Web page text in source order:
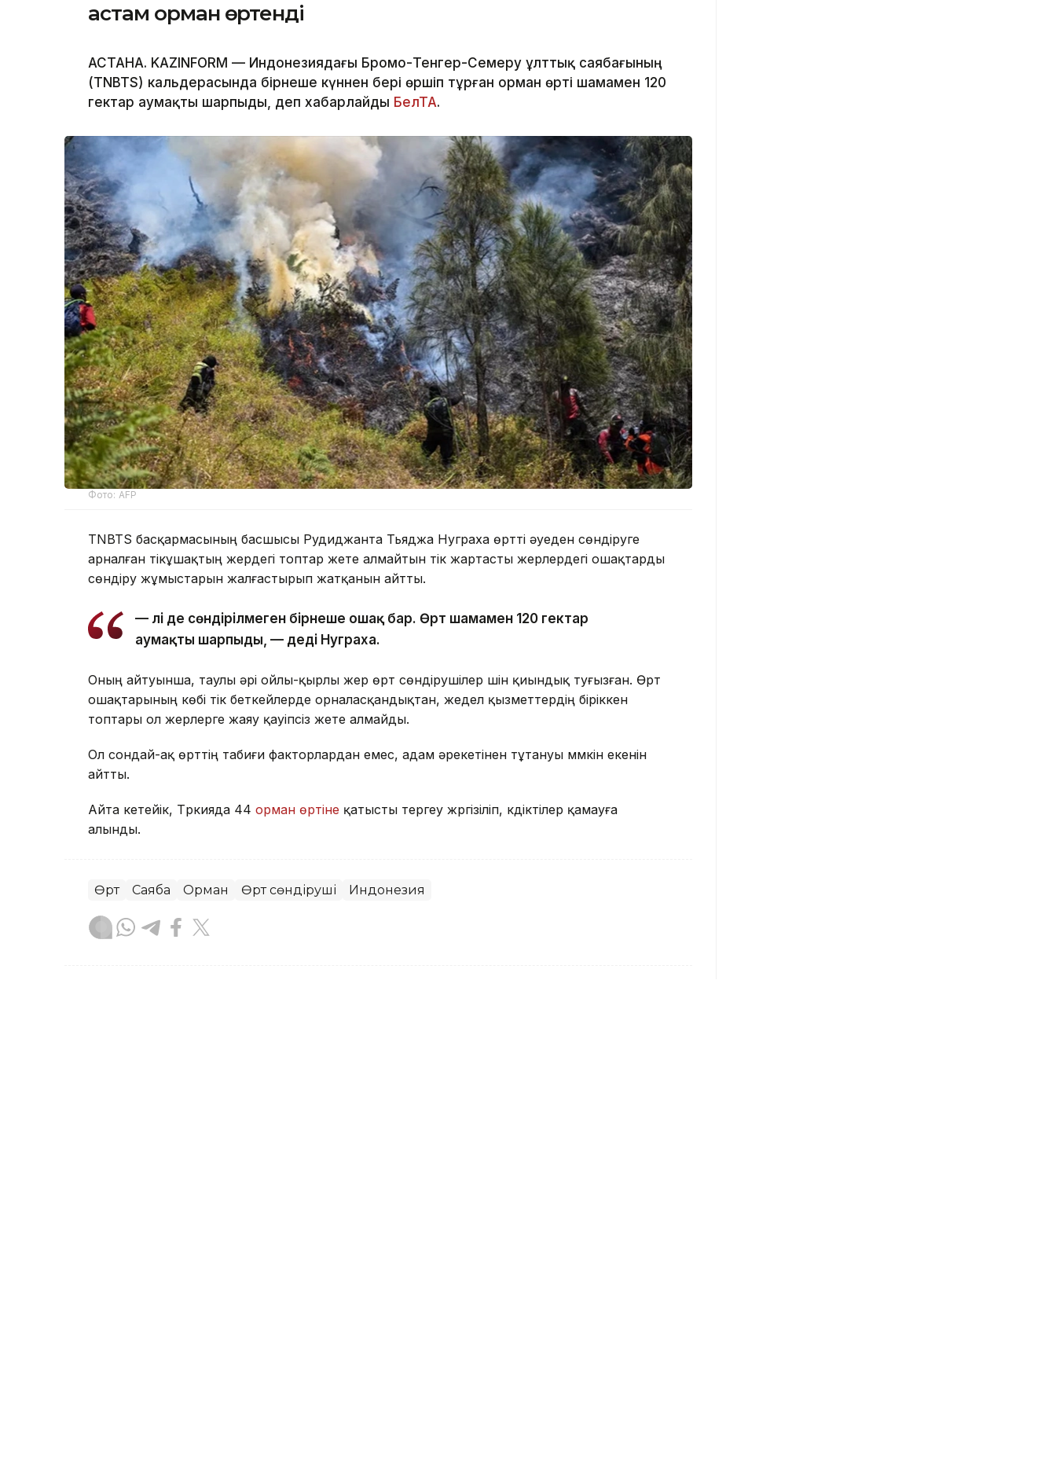
астам орман өртенді
АСТАНА. KAZINFORM — Индонезиядағы Бромо-Тенгер-Семеру ұлттық саябағының
(TNBTS) кальдерасында бірнеше күннен бері өршіп тұрған орман өрті шамамен 120
гектар аумақты шарпыды, деп хабарлайды БелТА.
Фото: AFP
TNBTS басқармасының басшысы Рудиджанта Тьяджа Нуграха өртті әуеден сөндіруге
арналған тікұшақтың жердегі топтар жете алмайтын тік жартасты жерлердегі ошақтарды
сөндіру жұмыстарын жалғастырып жатқанын айтты.
— Әлі де сөндірілмеген бірнеше ошақ бар. Өрт шамамен 120 гектар
аумақты шарпыды, — деді Нуграха.
Оның айтуынша, таулы әрі ойлы-қырлы жер өрт сөндірушілер үшін қиындық туғызған. Өрт
ошақтарының көбі тік беткейлерде орналасқандықтан, жедел қызметтердің біріккен
топтары ол жерлерге жаяу қауіпсіз жете алмайды.
Ол сондай-ақ өрттің табиғи факторлардан емес, адам әрекетінен тұтануы мүмкін екенін
айтты.
Айта кетейік, Түркияда 44 орман өртіне қатысты тергеу жүргізіліп, күдіктілер қамауға
алынды.
Өрт Саябақ Орман Өрт сөндіруші Индонезия